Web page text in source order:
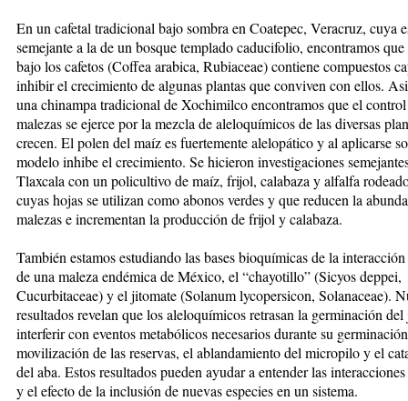
En un cafetal tradicional bajo sombra en Coatepec, Veracruz, cuya
semejante a la de un bosque templado caducifolio, encontramos
bajo los cafetos (Coffea arabica, Rubiaceae) contiene compuestos
inhibir el crecimiento de algunas plantas que conviven con ellos.
una chinampa tradicional de Xochimilco encontramos que el
malezas se ejerce por la mezcla de aleloquímicos de las diversas
crecen. El polen del maíz es fuertemente alelopático y al aplicarse
modelo inhibe el crecimiento. Se hicieron investigaciones
Tlaxcala con un policultivo de maíz, frijol, calabaza y alfalfa
cuyas hojas se utilizan como abonos verdes y que reducen la
malezas e incrementan la producción de frijol y calabaza.
También estamos estudiando las bases bioquímicas de la
de una maleza endémica de México, el “chayotillo” (Sicyos deppei,
Cucurbitaceae) y el jitomate (Solanum lycopersicon, Solanaceae).
resultados revelan que los aleloquímicos retrasan la germinación
interferir con eventos metabólicos necesarios durante su
movilización de las reservas, el ablandamiento del micropilo y el
del aba. Estos resultados pueden ayudar a entender las
y el efecto de la inclusión de nuevas especies en un sistema.